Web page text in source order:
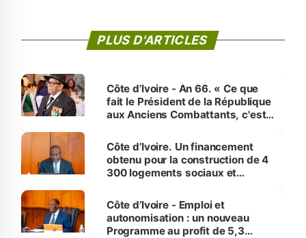
PLUS D'ARTICLES
Côte d’Ivoire - An 66. « Ce que
fait le Président de la République
aux Anciens Combattants, c'est
Côte d’Ivoire. Un financement
obtenu pour la construction de 4
300 logements sociaux et
et Yamoussoukro
Côte d’Ivoire - Emploi et
autonomisation : un nouveau
Programme au profit de 5,3